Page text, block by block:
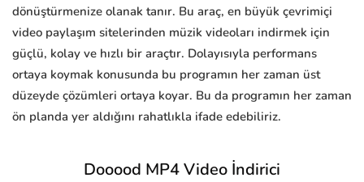
dönüştürmenize olanak tanır. Bu araç, en büyük çevrimiçi
video paylaşım sitelerinden müzik videoları indirmek için
güçlü, kolay ve hızlı bir araçtır. Dolayısıyla performans
ortaya koymak konusunda bu programın her zaman üst
düzeyde çözümleri ortaya koyar. Bu da programın her zaman
ön planda yer aldığını rahatlıkla ifade edebiliriz.
Dooood MP4 Video İndirici